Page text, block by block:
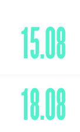
15.08
18.08